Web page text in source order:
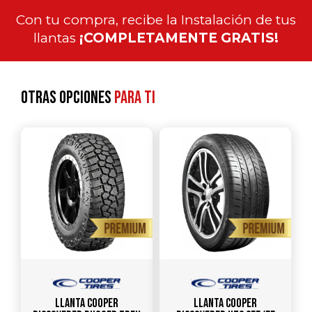
Con tu compra, recibe la Instalación de tus
llantas ¡COMPLETAMENTE GRATIS!
Otras opcionespara ti
Llanta COOPER
Llanta COOPER